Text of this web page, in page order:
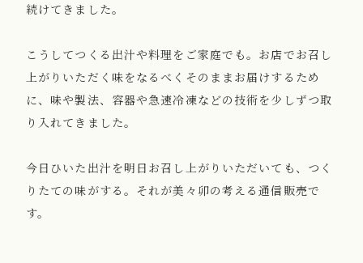
続けてきました。
こうしてつくる出汁や料理をご家庭でも。お店でお召し
上がりいただく味をなるべくそのままお届けするため
に、味や製法、容器や急速冷凍などの技術を少しずつ取
り入れてきました。
今日ひいた出汁を明日お召し上がりいただいても、つく
りたての味がする。それが美々卯の考える通信販売で
す。